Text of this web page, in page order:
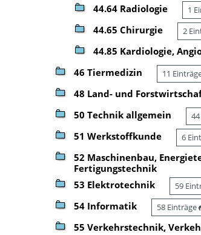
44.64 Radiologie 1
44.65 Chirurgie 2
44.85 Kardiologie,
46 Tiermedizin 11
48 Land- und
50 Technik allgemein
51 Werkstoffkunde 6
52 Maschinenbau,
Fertigungstechnik
53 Elektrotechnik 59
54 Informatik 58 Einträge
55 Verkehrstechnik,